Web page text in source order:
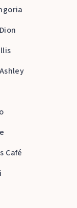
Café